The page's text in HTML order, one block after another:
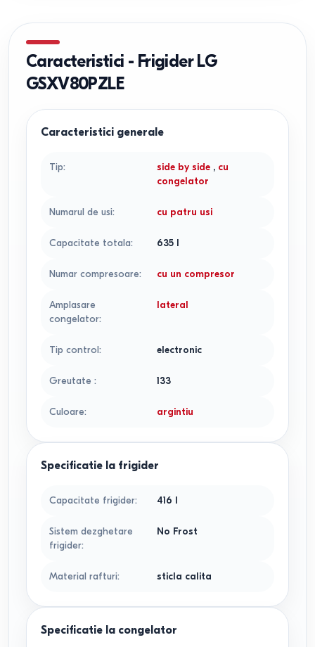
Caracteristici - Frigider LG
GSXV80PZLE
Caracteristici generale
Tip: side by side , cu
congelator
Numarul de usi: cu patru usi
Capacitate totala: 635l
Numar compresoare: cu un compresor
Amplasare
congelator:
lateral
Tip control: electronic
Greutate : 133
Culoare: argintiu
Specificatie la frigider
Capacitate frigider: 416 l
Sistem dezghetare
frigider:
No Frost
Material rafturi: sticla calita
Specificatie la congelator